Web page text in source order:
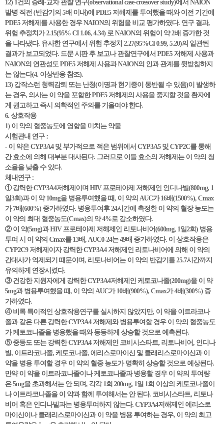
12) 1건의 증례-교차 관찰 연구(observational case-crossover study)에서 NAION
발병 직전 (반감기의 5배 이내)에 PDE5 저해제를 투여했을 때와 이전 기간에
PDE5 저해제를 사용한 경우 NAION의 위험을 비교 평가하였다. 연구 결과,
위험 추정치가 2.15(95% CI 1.06, 4.34) 로 NAION의 위험이 약 2배 증가한 것
을 나타냈다. 유사한 연구에서 위험 추정치 2.27(95%CI 0.99, 5.20)의 일관된
결과가 보고되었다. 드문 시판 후 보고나 관찰연구에서 PDE5 저해제 사용과
NAION의 연관성도 PDE5 저해제 사용과 NAION의 인과 관계를 뒷받침하지
는 않는다(4. 이상반응 참조).
13) 갑작스런 청력감퇴 또는 난청(이명과 현기증이 동반될 수 있음)이 발생하
는 경우, 의사는 이 약을 포함한 PDE5 저해제의 사용을 중지할 것을 환자에
게 권고하고 즉시 의학적인 주의를 기울여야 한다.
6. 상호작용
1) 이 약의 혈중농도에 영향을 미치는 약물
시험관내 연구 :
- 이 약은 CYP3A4 및 부가적으로 적은 범위에서 CYP3A5 및 CYP2C를 통해
간 효소에 의해 대부분 대사된다. 그러므로 이들 효소의 저해제는 이 약의 청
소율을 낮출 수 있다.
체내연구 :
① 강력한 CYP3A4저해제이며 HIV 프로테아제 저해제인 인디나빌(800mg, 1
일3회)과 이 약 10mg을 병용투여했을 때, 이 약의 AUC가 16배(1500%), Cmax
가 7배(600%) 증가하였다. 병용투여후 24시간에 측정한 이 약의 혈장 농도는
이 약의 최대 혈중농도(Cmax)의 약 4%로 감소하였다.
② 이 약(5mg)과 HIV 프로테아제 저해제인 리토나비어(600mg, 1일2회) 병용
투여 시 이 약의 Cmax를 13배, AUC0-24는 49배 증가하였다. 이 상호작용은
CYP2C9 저해제이자 강력한 CYP3A4 저해제인 리토나비어에 의해 이 약의
간대사가 억제되기 때문이며, 리토나비어는 이 약의 반감기를 25.7시간까지
유의하게 연장시켰다.
③ 건강한 지원자에게 강력한 CYP3A4저해제인 케토코나졸(200mg)을 이 약
5mg과 병용투여했을 때, 이 약의 AUC가 10배(900%), Cmax가 4배(300%) 증
가하였다.
④ 비록 특이적인 상호작용연구를 실시하지 않았지만, 이 약을 이트라코나
졸과 같은 다른 강력한 CYP3A4 저해제와 병용투여할 경우 이 약의 혈중농도
가 케토코나졸을 병용했을 때와 동등하게 상승할 것으로 예측된다.
⑤ 중등도 또는 강력한 CYP3A4 저해제인 코비시스타트, 리토나비어, 인디나
빌, 이트라코나졸, 케토코나졸, 에리스로마이신 및 클래리스로마이신과 이
약을 병용 투여할 경우 이 약의 혈중 농도가 명확히 상승할 것으로 예상된다.
만약 이 약을 이트라코나졸이나 케토코나졸과 병용할 경우 이 약의 투여량
은 5mg을 초과해서는 안 되며, 각각 1회 200mg, 1일 1회 이상의 케토코나졸이
나 이트라코나졸을 이 약과 함께 투여해서는 안 된다. 코비시스타트, 리토나
비어 혹은 인디나빌과는 병용투여하지 않는다. CYP3A4저해제인 에리스로
마이신이나 클래리스로마이신과 이 약을 병용 투여하는 경우, 이 약의 최고